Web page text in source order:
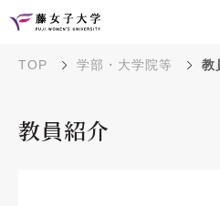
TOP 学部・大学院等 教
教員紹介